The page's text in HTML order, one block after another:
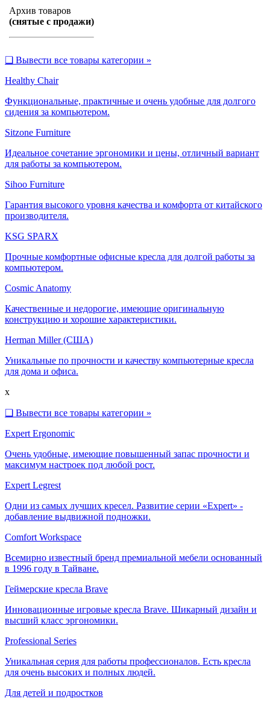
Архив товаров
(снятые с продажи)
❑ Вывести все товары категории »
Healthy Chair
Функциональные, практичные и очень удобные для долгого
сидения за компьютером.
Sitzone Furniture
Идеальное сочетание эргономики и цены, отличный вариант
для работы за компьютером.
Sihoo Furniture
Гарантия высокого уровня качества и комфорта от китайского
производителя.
KSG SPARX
Прочные комфортные офисные кресла для долгой работы за
компьютером.
Cosmic Anatomy
Качественные и недорогие, имеющие оригинальную
конструкцию и хорошие характеристики.
Herman Miller (США)
Уникальные по прочности и качеству компьютерные кресла
для дома и офиса.
x
❑ Вывести все товары категории »
Expert Ergonomic
Очень удобные, имеющие повышенный запас прочности и
максимум настроек под любой рост.
Expert Legrest
Одни из самых лучших кресел. Развитие серии «Expert» -
добавление выдвижной подножки.
Comfort Workspace
Всемирно известный бренд премиальной мебели основанный
в 1996 году в Тайване.
Геймерские кресла Brave
Инновационные игровые кресла Brave. Шикарный дизайн и
высший класс эргономики.
Professional Series
Уникальная серия для работы профессионалов. Есть кресла
для очень высоких и полных людей.
Для детей и подростков